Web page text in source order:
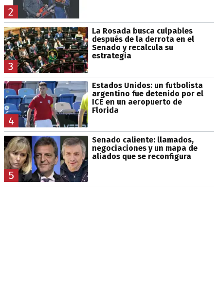
2
3
La Rosada busca culpables
después de la derrota en el
Senado y recalcula su
estrategia
4
Estados Unidos: un futbolista
argentino fue detenido por el
ICE en un aeropuerto de
Florida
5
Senado caliente: llamados,
negociaciones y un mapa de
aliados que se reconfigura